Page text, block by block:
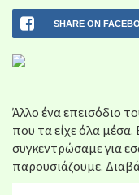
SHARE ON
Άλλο ένα επεισόδιο
που τα είχε όλα μέσα.
συγκεντρώσαμε για
παρουσιάζουμε.